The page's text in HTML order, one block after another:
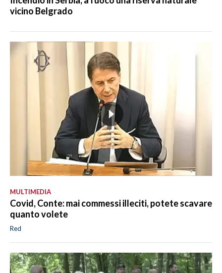
vicino Belgrado
MULTIMEDIA
Covid, Conte: mai commessi illeciti, potete scavare
quanto volete
Red